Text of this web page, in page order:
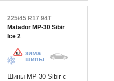
225/45 R17 94T
Matador MP-30 Sibir
Ice 2
зима
шипы
Шины MP-30 Sibir с